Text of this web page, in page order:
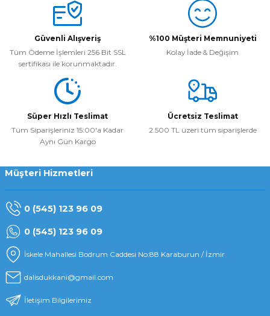
Güvenli Alışveriş
Tüm Ödeme İşlemleri 256 Bit SSL
sertifikası ile korunmaktadır.
%100 Müşteri Memnuniyeti
Kolay İade & Değişim
Süper Hızlı Teslimat
Tüm Siparişleriniz 15:00'a Kadar
Aynı Gün Kargo
Ücretsiz Teslimat
2.500 TL üzeri tüm siparişlerde
Müşteri Hizmetleri
0 (545) 123 96 09
0 (545) 123 96 09
İskele Mahallesi Bodrum Caddesi No:88 Karaburun / İzmir
dalisdukkani@gmail.com
İletişim Bilgilerimiz